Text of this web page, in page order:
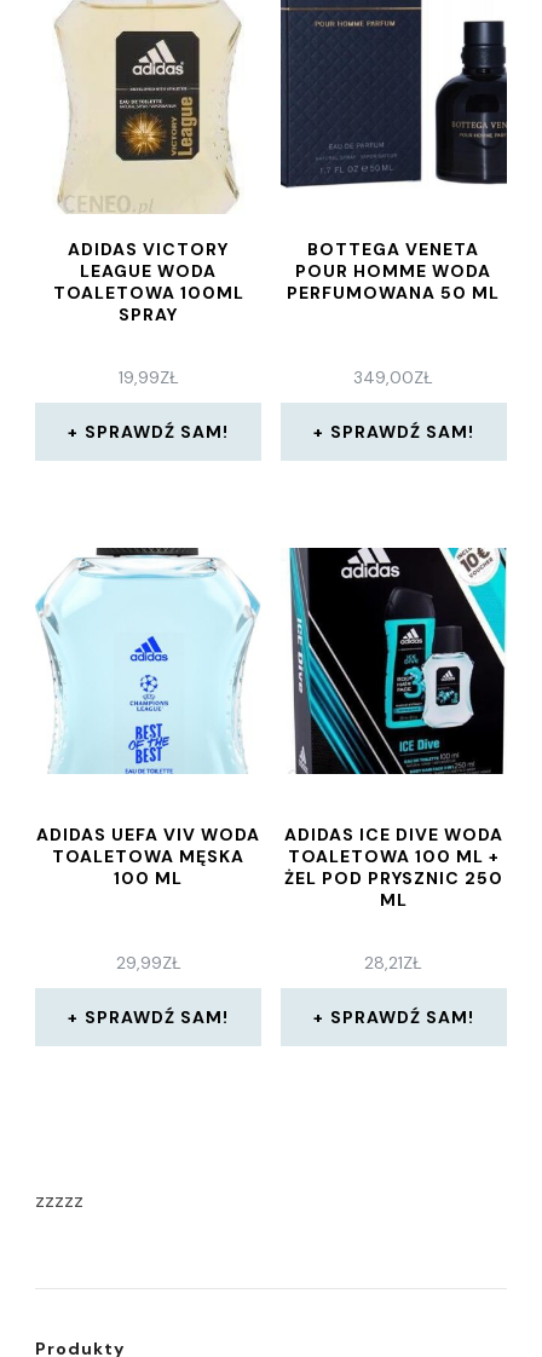
ADIDAS VICTORY
LEAGUE WODA
TOALETOWA 100ML
SPRAY
19,99ZŁ
SPRAWDŹ SAM!
BOTTEGA VENETA
POUR HOMME WODA
PERFUMOWANA 50 ML
349,00ZŁ
SPRAWDŹ SAM!
ADIDAS UEFA VIV WODA
TOALETOWA MĘSKA
100 ML
29,99ZŁ
SPRAWDŹ SAM!
ADIDAS ICE DIVE WODA
TOALETOWA 100 ML +
ŻEL POD PRYSZNIC 250
ML
28,21ZŁ
SPRAWDŹ SAM!
zzzzz
Produkty